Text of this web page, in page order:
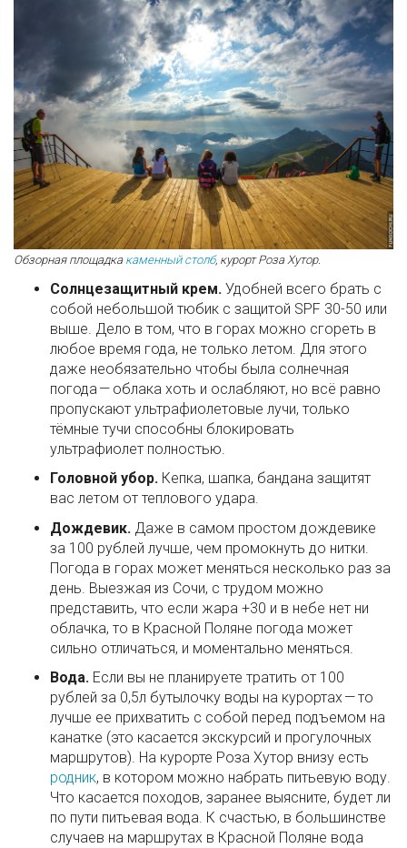
Обзорная площадка каменный столб, курорт Роза Хутор.
Солнцезащитный крем. Удобней всего брать с
собой небольшой тюбик с защитой SPF 30-50 или
выше. Дело в том, что в горах можно сгореть в
любое время года, не только летом. Для этого
даже необязательно чтобы была солнечная
погода — облака хоть и ослабляют, но всё равно
пропускают ультрафиолетовые лучи, только
тёмные тучи способны блокировать
ультрафиолет полностью.
Головной убор. Кепка, шапка, бандана защитят
вас летом от теплового удара.
Дождевик. Даже в самом простом дождевике
за 100 рублей лучше, чем промокнуть до нитки.
Погода в горах может меняться несколько раз за
день. Выезжая из Сочи, с трудом можно
представить, что если жара +30 и в небе нет ни
облачка, то в Красной Поляне погода может
сильно отличаться, и моментально меняться.
Вода. Если вы не планируете тратить от 100
рублей за 0,5л бутылочку воды на курортах — то
лучше ее прихватить с собой перед подъемом на
канатке (это касается экскурсий и прогулочных
маршрутов). На курорте Роза Хутор внизу есть
родник, в котором можно набрать питьевую воду.
Что касается походов, заранее выясните, будет ли
по пути питьевая вода. К счастью, в большинстве
случаев на маршрутах в Красной Поляне вода